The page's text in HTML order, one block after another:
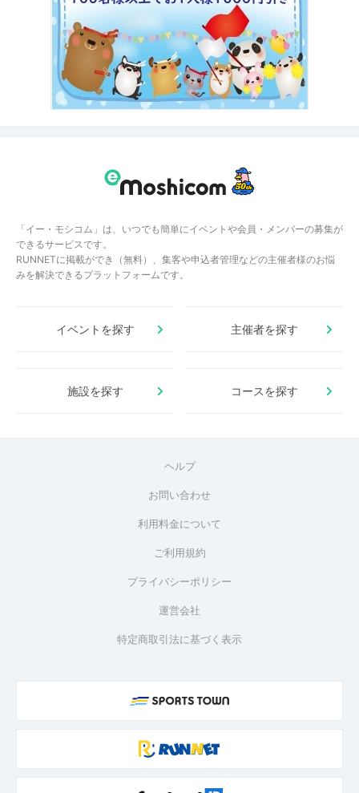
「イー・モシコム」は、いつでも簡単にイベントや会員・メンバーの募集が
できるサービスです。
RUNNETに掲載ができ（無料）、集客や申込者管理などの主催者様のお悩
みを解決できるプラットフォームです。
イベントを探す 主催者を探す
施設を探す コースを探す
ヘルプ
お問い合わせ
利用料金について
ご利用規約
プライバシーポリシー
運営会社
特定商取引法に基づく表示